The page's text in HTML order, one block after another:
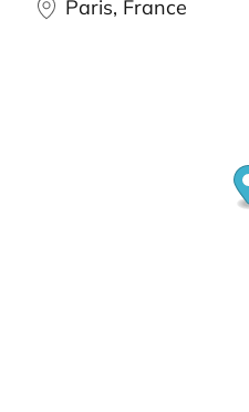
Paris, France